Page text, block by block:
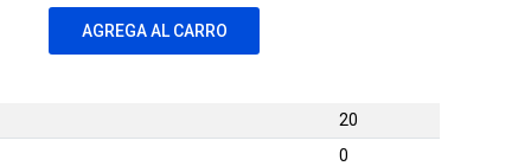
AGREGA AL CARRO
20
0